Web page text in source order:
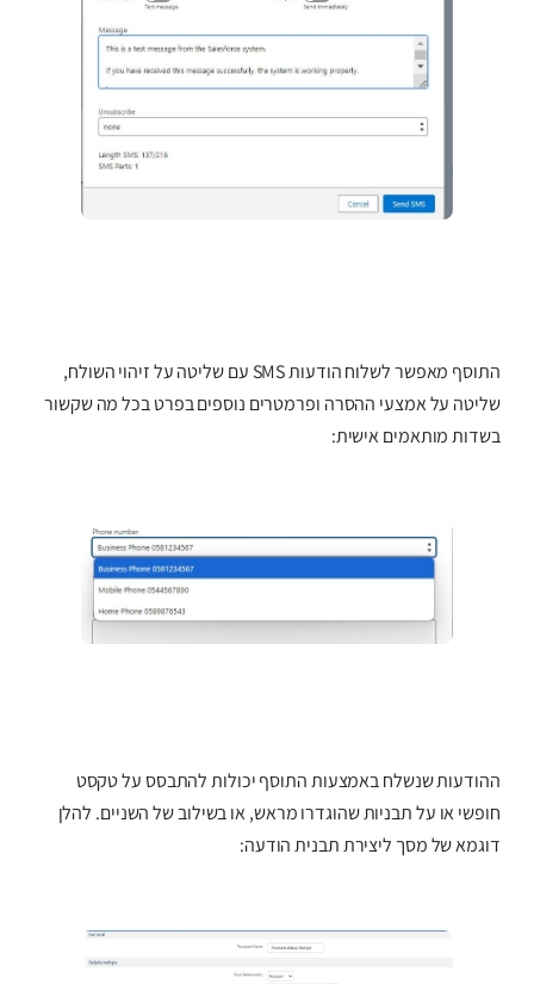
התוסף מאפשר לשלוח הודעות SMS עם שליטה על זיהוי השולח,
שליטה על אמצעי ההסרה ופרמטרים נוספים בפרט בכל מה שקשור
בשדות מותאמים אישית:
ההודעות שנשלח באמצעות התוסף יכולות להתבסס על טקסט
חופשי או על תבניות שהוגדרו מראש, או בשילוב של השניים. להלן
דוגמא של מסך ליצירת תבנית הודעה: